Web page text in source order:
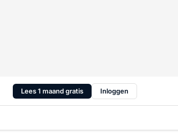
Lees 1 maand gratis Inloggen